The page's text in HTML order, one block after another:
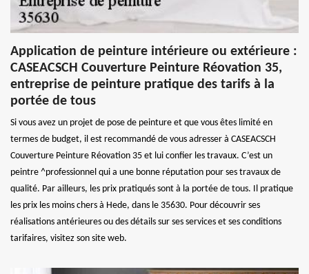
Application de peinture intérieure ou extérieure :
CASEACSCH Couverture Peinture Réovation 35,
entreprise de peinture pratique des tarifs à la
portée de tous
Si vous avez un projet de pose de peinture et que vous êtes limité en
termes de budget, il est recommandé de vous adresser à CASEACSCH
Couverture Peinture Réovation 35 et lui confier les travaux. C’est un
peintre ^professionnel qui a une bonne réputation pour ses travaux de
qualité. Par ailleurs, les prix pratiqués sont à la portée de tous. Il pratique
les prix les moins chers à Hede, dans le 35630. Pour découvrir ses
réalisations antérieures ou des détails sur ses services et ses conditions
tarifaires, visitez son site web.